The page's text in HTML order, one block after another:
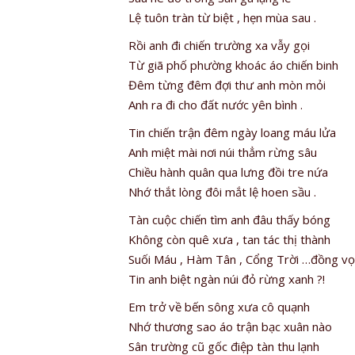
Lệ tuôn tràn từ biệt , hẹn mùa sau .
Rồi anh đi chiến trường xa vẫy gọi
Từ giã phố phường khoác áo chiến binh
Đêm từng đêm đợi thư anh mòn mỏi
Anh ra đi cho đất nước yên bình .
Tin chiến trận đêm ngày loang máu lửa
Anh miệt mài nơi núi thẳm rừng sâu
Chiều hành quân qua lưng đồi tre nứa
Nhớ thắt lòng đôi mắt lệ hoen sầu .
Tàn cuộc chiến tìm anh đâu thấy bóng
Không còn quê xưa , tan tác thị thành
Suối Máu , Hàm Tân , Cổng Trời …đồng
Tin anh biệt ngàn núi đỏ rừng xanh ?!
Em trở về bến sông xưa cô quạnh
Nhớ thương sao áo trận bạc xuân nào
Sân trường cũ gốc điệp tàn thu lạnh